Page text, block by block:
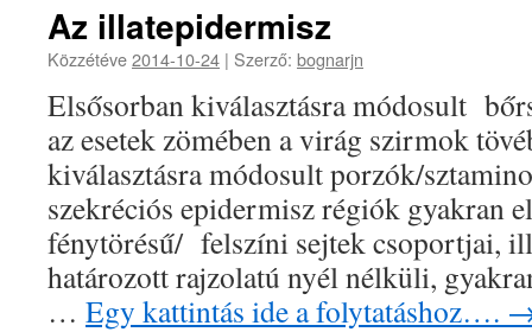
Az illatepidermisz
Közzétéve2014-10-24 | Szerző: bognarjn
Elsősorban kiválasztásra módosult
az esetek zömében a virág szirmok
kiválasztásra módosult porzók/
szekréciós epidermisz régiók gyakran
fénytörésű/ felszíni sejtek csoportjai,
határozott rajzolatú nyél nélküli,
… Egy kattintás ide a folytatáshoz….